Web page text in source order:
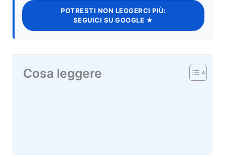
POTRESTI NON LEGGERCI PIÙ:
SEGUICI SU GOOGLE ★
Cosa leggere